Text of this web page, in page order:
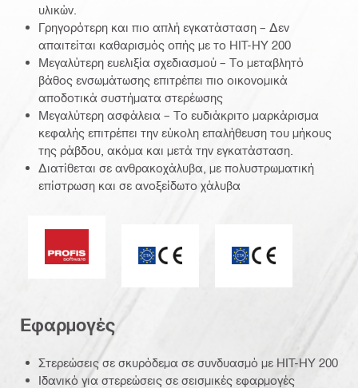
υλικών.
Γρηγορότερη και πιο απλή εγκατάσταση – Δεν
απαιτείται καθαρισμός οπής με το HIT-HY 200
Μεγαλύτερη ευελιξία σχεδιασμού – Το μεταβλητό
βάθος ενσωμάτωσης επιτρέπει πιο οικονομικά
αποδοτικά συστήματα στερέωσης
Μεγαλύτερη ασφάλεια – Το ευδιάκριτο μαρκάρισμα
κεφαλής επιτρέπει την εύκολη επαλήθευση του μήκους
της ράβδου, ακόμα και μετά την εγκατάσταση.
Διατίθεται σε ανθρακοχάλυβα, με πολυστρωματική
επίστρωση και σε ανοξείδωτο χάλυβα
Λογισμικό PROFIS
Εφαρμογές
Στερεώσεις σε σκυρόδεμα σε συνδυασμό με HIT-HY 200
Ιδανικό για στερεώσεις σε σεισμικές εφαρμογές